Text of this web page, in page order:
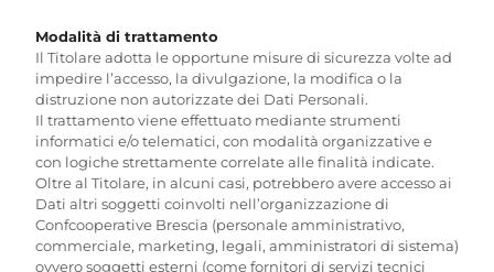
Modalità di trattamento
Il Titolare adotta le opportune misure di sicurezza volte ad
impedire l’accesso, la divulgazione, la modifica o la
distruzione non autorizzate dei Dati Personali.
Il trattamento viene effettuato mediante strumenti
informatici e/o telematici, con modalità organizzative e
con logiche strettamente correlate alle finalità indicate.
Oltre al Titolare, in alcuni casi, potrebbero avere accesso ai
Dati altri soggetti coinvolti nell’organizzazione di
Confcooperative Brescia (personale amministrativo,
commerciale, marketing, legali, amministratori di sistema)
ovvero soggetti esterni (come fornitori di servizi tecnici